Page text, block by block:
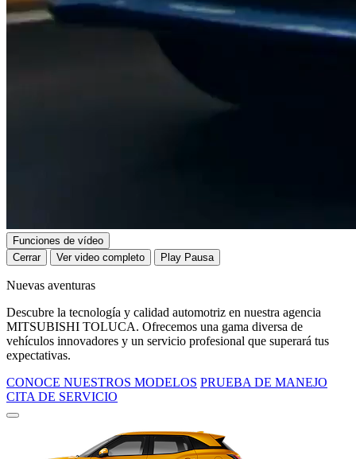
Funciones de vídeo
Cerrar
Ver video completo Play Pausa
Nuevas aventuras
Descubre la tecnología y calidad automotriz en nuestra agencia
MITSUBISHI TOLUCA. Ofrecemos una gama diversa de
vehículos innovadores y un servicio profesional que superará tus
expectativas.
CONOCE NUESTROS MODELOS PRUEBA DE MANEJO
CITA DE SERVICIO